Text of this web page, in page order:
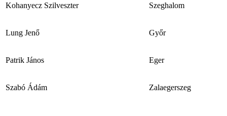
Kohanyecz Szilveszter Szeghalom
Lung Jenő Győr
Patrik János Eger
Szabó Ádám Zalaegerszeg